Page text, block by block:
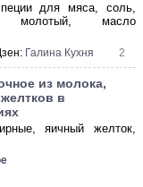
для мяса, соль,
молотый, масло
Галина Кухня 2
из молока,
в
яичный желток,